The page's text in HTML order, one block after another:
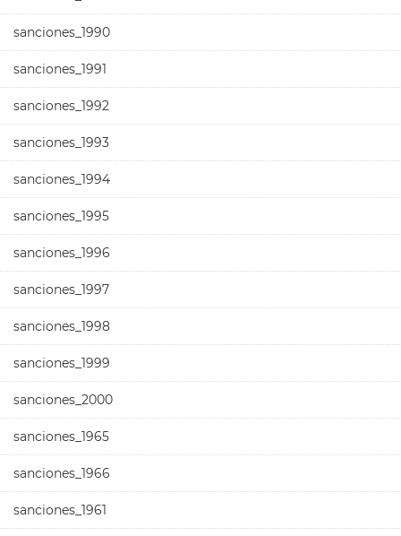
sanciones_1990
sanciones_1991
sanciones_1992
sanciones_1993
sanciones_1994
sanciones_1995
sanciones_1996
sanciones_1997
sanciones_1998
sanciones_1999
sanciones_2000
sanciones_1965
sanciones_1966
sanciones_1961